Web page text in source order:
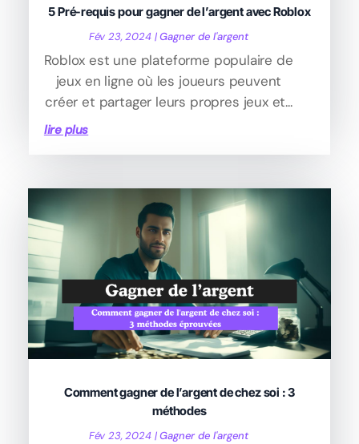
5 Pré-requis pour gagner de l’argent avec Roblox
Fév 23, 2024|Gagner de l'argent
Roblox est une plateforme populaire de
jeux en ligne où les joueurs peuvent
créer et partager leurs propres jeux et...
lire plus
Comment gagner de l’argent de chez soi : 3
méthodes
Fév 23, 2024|Gagner de l'argent